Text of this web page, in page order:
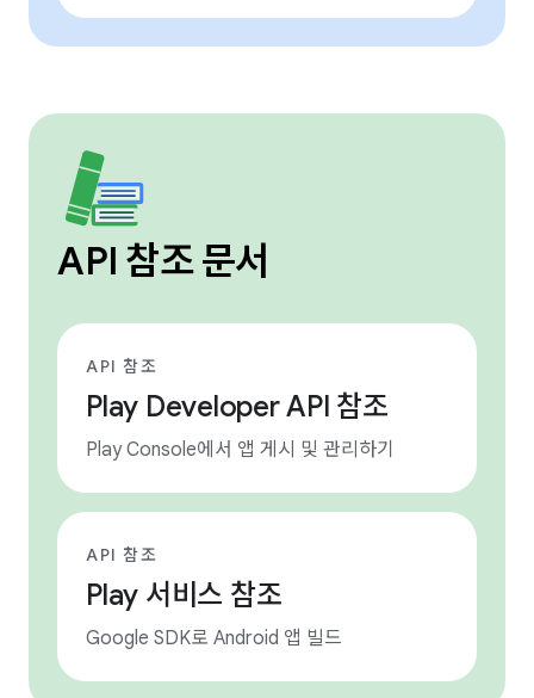
API 참조 문서
API 참조
Play Developer API 참조
Play Console에서 앱 게시 및 관리하기
API 참조
Play 서비스 참조
Google SDK로 Android 앱 빌드